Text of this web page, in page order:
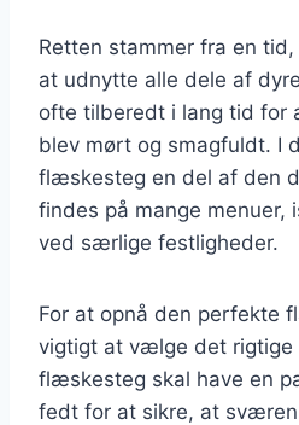
Retten stammer fra en
at udnytte alle dele af
ofte tilberedt i lang tid for
blev mørt og smagfuldt. I
flæskesteg en del af den
findes på mange menuer,
ved særlige festligheder.
For at opnå den perfekte
vigtigt at vælge det rigtige
flæskesteg skal have en
fedt for at sikre, at